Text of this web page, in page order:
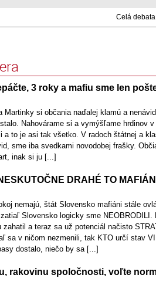
Celá debata
3 roky a mafiu sme len
Martinky si občania naďalej klamú a
Nahovárame si a vymýšľame hrdinov v
a to je asi tak všetko. V radoch štátnej a
sme iba svedkami novodobej frašky.
inak si ju [...]
DRAHÉ TO
nemajú, štát Slovensko mafiáni stále
Slovensko logicky sme NEOBRODILI.
zahatil a teraz sa už potenciál načisto
sa v ničom nezmenili, tak KTO určí stav
dostalo, niečo by sa [...]
rakovinu spoločnosti, voľte